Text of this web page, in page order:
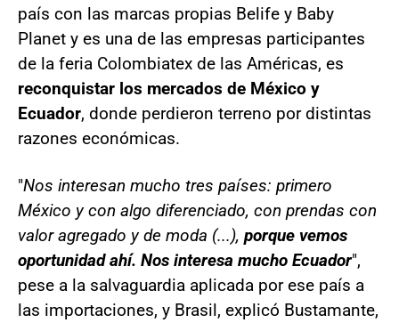
país con las marcas propias Belife y Baby
Planet y es una de las empresas participantes
de la feria Colombiatex de las Américas, es
reconquistar los mercados de México y
Ecuador, donde perdieron terreno por distintas
razones económicas.
"Nos interesan mucho tres países: primero
México y con algo diferenciado, con prendas con
valor agregado y de moda (...), porque vemos
oportunidad ahí. Nos interesa mucho Ecuador",
pese a la salvaguardia aplicada por ese país a
las importaciones, y Brasil, explicó Bustamante,